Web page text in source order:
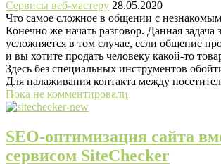
Сервисы веб-мастеру 28.05.2020
Что самое сложное в общении с
Конечно же начать разговор. Данная задача
усложняется в том случае, если общение
и вы хотите продать человеку какой-то
Здесь без специальных инструментов
Для налаживания контакта между
Пока не комментировали
SEO-оптимизация сайта
сервисом SiteChecker